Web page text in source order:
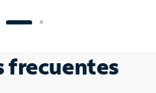
frecuentes